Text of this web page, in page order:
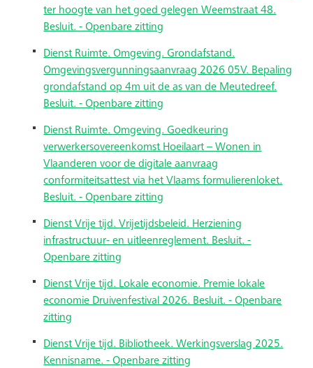
ter hoogte van het goed gelegen Weemstraat 48.
Besluit. - Openbare zitting
Dienst Ruimte. Omgeving. Grondafstand.
Omgevingsvergunningsaanvraag 2026 05V. Bepaling
grondafstand op 4m uit de as van de Meutedreef.
Besluit. - Openbare zitting
Dienst Ruimte. Omgeving. Goedkeuring
verwerkersovereenkomst Hoeilaart – Wonen in
Vlaanderen voor de digitale aanvraag
conformiteitsattest via het Vlaams formulierenloket.
Besluit. - Openbare zitting
Dienst Vrije tijd. Vrijetijdsbeleid. Herziening
infrastructuur- en uitleenreglement. Besluit. -
Openbare zitting
Dienst Vrije tijd. Lokale economie. Premie lokale
economie Druivenfestival 2026. Besluit. - Openbare
zitting
Dienst Vrije tijd. Bibliotheek. Werkingsverslag 2025.
Kennisname. - Openbare zitting